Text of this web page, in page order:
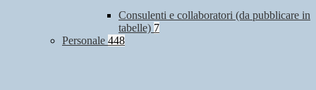
Consulenti e collaboratori (da pubblicare in
tabelle) 7
Personale 448